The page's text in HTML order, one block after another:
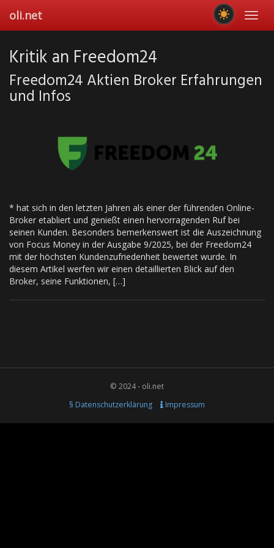
main
oli.net
Kritik an Freedom24
Freedom24 Aktien Broker Erfahrungen
und Infos
* hat sich in den letzten Jahren als einer der führenden Online-
Broker etabliert und genießt einen hervorragenden Ruf bei
seinen Kunden. Besonders bemerkenswert ist die Auszeichnung
von Focus Money in der Ausgabe 9/2025, bei der Freedom24
mit der höchsten Kundenzufriedenheit bewertet wurde. In
diesem Artikel werfen wir einen detaillierten Blick auf den
Broker, seine Funktionen, […]
© 2024 - oli.net
§ Datenschutzerklärung
Impressum